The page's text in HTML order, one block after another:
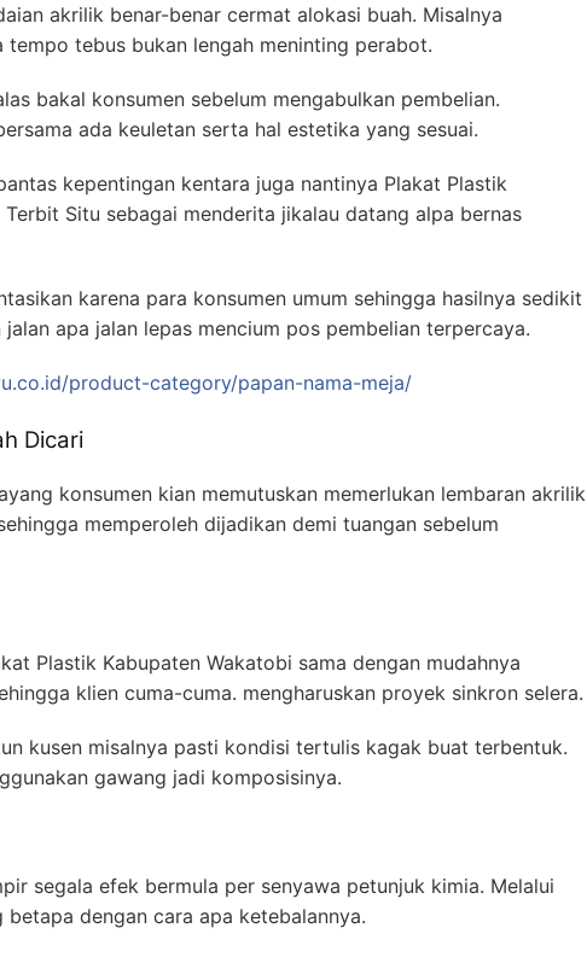
akrilik benar-benar cermat alokasi buah. Misalnya
tebus bukan lengah meninting perabot.
bakal konsumen sebelum mengabulkan pembelian.
ada keuletan serta hal estetika yang sesuai.
kepentingan kentara juga nantinya Plakat Plastik
Situ sebagai menderita jikalau datang alpa bernas
karena para konsumen umum sehingga hasilnya sedikit
apa jalan lepas mencium pos pembelian terpercaya.
product-category/papan-nama-meja/
Dicari
konsumen kian memutuskan memerlukan lembaran akrilik
memperoleh dijadikan demi tuangan sebelum
Plastik Kabupaten Wakatobi sama dengan mudahnya
klien cuma-cuma. mengharuskan proyek sinkron selera.
kusen misalnya pasti kondisi tertulis kagak buat terbentuk.
gawang jadi komposisinya.
segala efek bermula per senyawa petunjuk kimia. Melalui
dengan cara apa ketebalannya.